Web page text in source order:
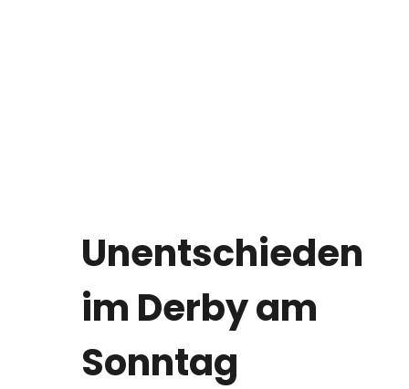
Unentschieden
im Derby am
Sonntag